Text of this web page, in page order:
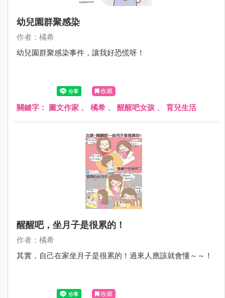
幼兒園群聚感染
作者：橘希
幼兒園群聚感染事件，讓我好恐慌呀！
收藏
關鍵字： 圖文作家 、 橘希 、 醒醒吧女孩 、 育兒生活
醒醒吧，坐月子是很累的！
作者：橘希
其實，自己在家坐月子是很累的！過來人應該就會懂～～！
收藏